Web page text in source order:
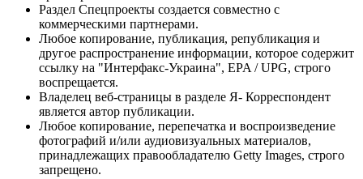
Раздел Спецпроекты создается совместно с
коммерческими партнерами.
Любое копирование, публикация, републикация и
другое распространение информации, которое содержит
ссылку на "Интерфакс-Украина", EPA / UPG, строго
воспрещается.
Владелец веб-страницы в разделе Я- Корреспондент
является автор публикации.
Любое копирование, перепечатка и воспроизведение
фотографий и/или аудиовизуальных материалов,
принадлежащих правообладателю Getty Images, строго
запрещено.